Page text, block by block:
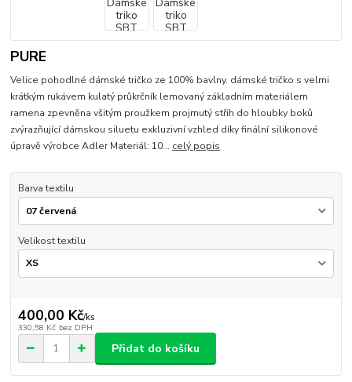
PURE
Velice pohodlné dámské tričko ze 100% bavlny. dámské tričko s velmi
krátkým rukávem kulatý průkrčník lemovaný základním materiálem
ramena zpevněna všitým proužkem projmutý střih do hloubky boků
zvýrazňující dámskou siluetu exkluzivní vzhled díky finální silikonové
úpravě výrobce Adler Materiál: 10... celý popis
Barva textilu
Velikost textilu
400,00 Kč/ks
330,58 Kč bez DPH
Přidat do košíku